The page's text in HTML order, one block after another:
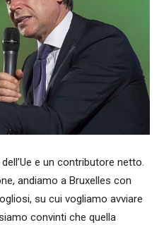
e un contributore netto.
andiamo a Bruxelles con
su cui vogliamo avviare
convinti che quella